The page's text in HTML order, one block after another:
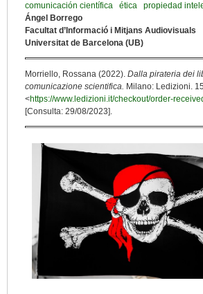
comunicación científica ética propiedad
Ángel Borrego
Facultat d’Informació i Mitjans Audiovisuals
Universitat de Barcelona (UB)
Morriello, Rossana (2022). Dalla pirateria dei
comunicazione scientifica. Milano: Ledizioni.
<https://www.ledizioni.it/checkout/order-
[Consulta: 29/08/2023].